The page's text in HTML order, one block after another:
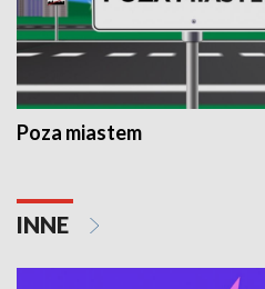
Poza miastem
INNE